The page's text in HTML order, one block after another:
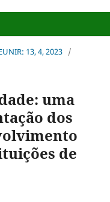
13, 4, 2023 /
uma
dos
de